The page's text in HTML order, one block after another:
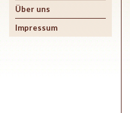
Über uns
Impressum